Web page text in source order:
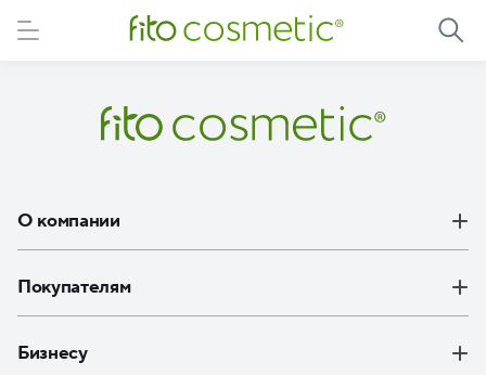
Элемент не найден
О компании
Покупателям
Бизнесу